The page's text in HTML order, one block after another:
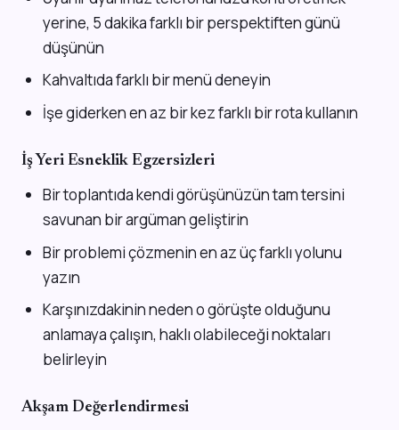
yerine, 5 dakika farklı bir perspektiften günü
düşünün
Kahvaltıda farklı bir menü deneyin
İşe giderken en az bir kez farklı bir rota kullanın
İş Yeri Esneklik Egzersizleri
Bir toplantıda kendi görüşünüzün tam tersini
savunan bir argüman geliştirin
Bir problemi çözmenin en az üç farklı yolunu
yazın
Karşınızdakinin neden o görüşte olduğunu
anlamaya çalışın, haklı olabileceği noktaları
belirleyin
Akşam Değerlendirmesi